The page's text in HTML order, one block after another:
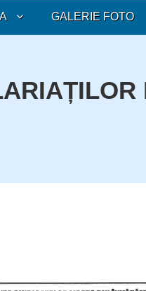
GALERIE FOTO